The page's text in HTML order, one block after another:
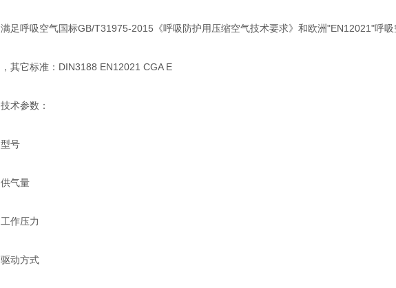
满足呼吸空气国标GB/T31975-2015《呼吸防护用压缩空气技术要求》和欧洲"EN12021"呼吸
，其它标准：DIN3188 EN12021 CGA E
技术参数：
型号
供气量
工作压力
驱动方式